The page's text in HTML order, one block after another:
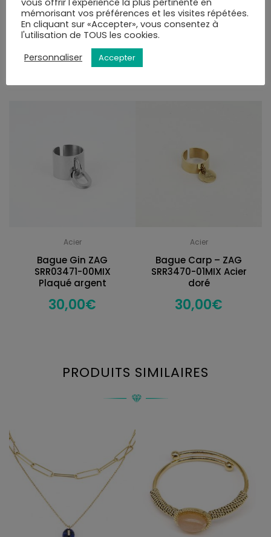
de la validation du panier.
VOUS AIMEREZ PEUT-ÊTRE AUSSI…
Acier
Bague Gin ZAG
SRR03471-00MIX
Plaqué argent
30,00€
Acier
Bague Carp – ZAG
SRR3470-01MIX Acier
doré
30,00€
PRODUITS SIMILAIRES
mémorisant vos préférences et les visites répétées.
En cliquant sur «Accepter», vous consentez à
l'utilisation de TOUS les cookies.
Personnaliser
Accepter